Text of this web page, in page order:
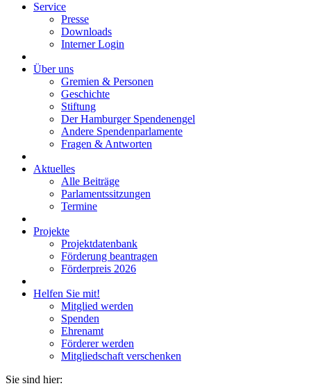
Service
Presse
Downloads
Interner Login
Über uns
Gremien & Personen
Geschichte
Stiftung
Der Hamburger Spendenengel
Andere Spendenparlamente
Fragen & Antworten
Aktuelles
Alle Beiträge
Parlamentssitzungen
Termine
Projekte
Projektdatenbank
Förderung beantragen
Förderpreis 2026
Helfen Sie mit!
Mitglied werden
Spenden
Ehrenamt
Förderer werden
Mitgliedschaft verschenken
Sie sind hier: